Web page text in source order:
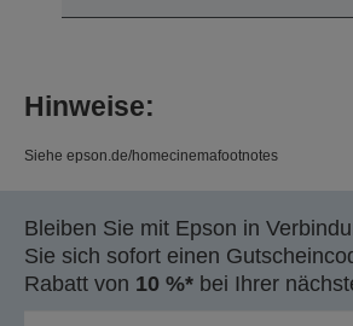
Hinweise:
Siehe epson.de/homecinemafootnotes
Bleiben Sie mit Epson in
Sie sich sofort einen
Rabatt von 10 %* bei Ihrer